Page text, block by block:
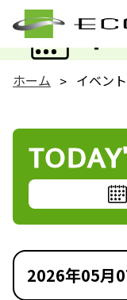
イ
ホーム イベン
2026年05月